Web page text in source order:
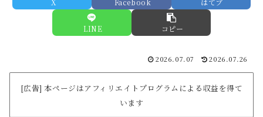
X Facebook はてブ
LINE コピー
2026.07.07 2026.07.26
[広告] 本ページはアフィリエイトプログラムによる収益を得て
います